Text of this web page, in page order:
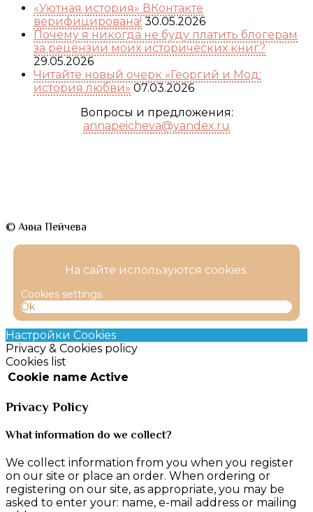
«Уютная история» ВКонтакте
верифицирована! 30.05.2026
Почему я никогда не буду платить блогерам
за рецензии моих исторических книг?
29.05.2026
Читайте новый очерк «Георгий и Мод:
история любви» 07.03.2026
Вопросы и предложения:
annapeicheva@yandex.ru
© Анна Пейчева
На сайте используются cookies.
Cookies settings
Ok
Настройки Cookies
Privacy & Cookies policy
Cookies list
Cookie name Active
Privacy Policy
What information do we collect?
We collect information from you when you register
on our site or place an order. When ordering or
registering on our site, as appropriate, you may be
asked to enter your: name, e-mail address or mailing